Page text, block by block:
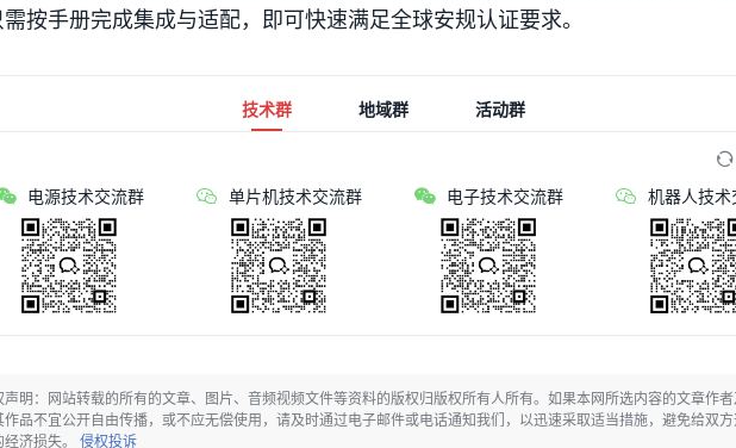
按手册完成集成与适配，即可快速满足全球安规认证要求。
技术群 地域群 活动群
电源技术交流群
单片机技术交流群 电子技术交流群 机器人技术
声明：网站转载的所有的文章、图片、音频视频文件等资料的版权归版权所有人所有。如果本网所选内容的文章作
作品不宜公开自由传播，或不应无偿使用，请及时通过电子邮件或电话通知我们，以迅速采取适当措施，避免给双
经济损失。 侵权投诉